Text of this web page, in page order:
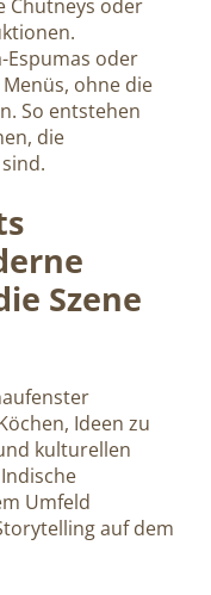
Chutneys oder
Espumas oder
ohne die
So entstehen
die
Szene
Ideen zu
kulturellen
Umfeld
auf dem